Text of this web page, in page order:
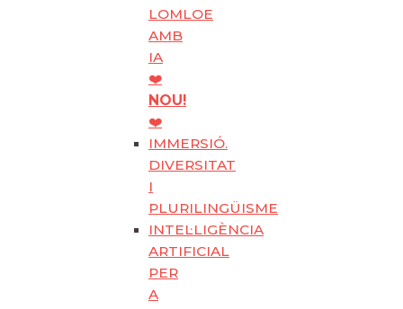
LOMLOE
AMB
IA
❤️
NOU!
❤️
IMMERSIÓ.
DIVERSITAT
I
PLURILINGÜISME
INTEL·LIGÈNCIA
ARTIFICIAL
PER
A